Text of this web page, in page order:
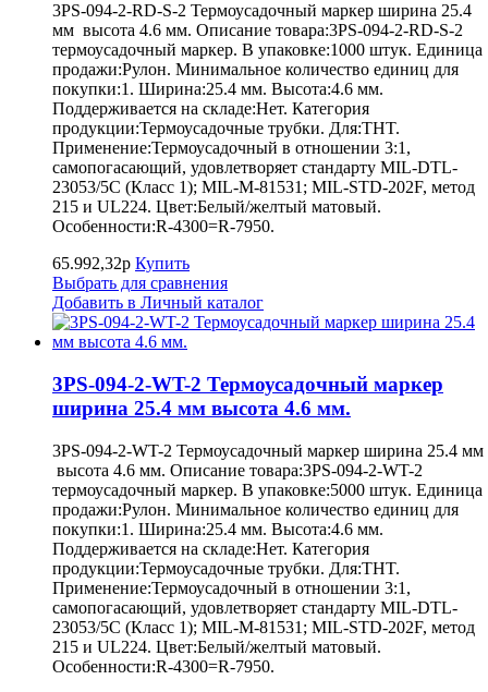
3PS-094-2-RD-S-2 Термоусадочный маркер ширина 25.4
мм высота 4.6 мм. Описание товара:3PS-094-2-RD-S-2
термоусадочный маркер. В упаковке:1000 штук. Единица
продажи:Рулон. Минимальное количество единиц для
покупки:1. Ширина:25.4 мм. Высота:4.6 мм.
Поддерживается на складе:Нет. Категория
продукции:Термоусадочные трубки. Для:THT.
Применение:Термоусадочный в отношении 3:1,
самопогасающий, удовлетворяет стандарту MIL-DTL-
23053/5C (Класс 1); MIL-M-81531; MIL-STD-202F, метод
215 и UL224. Цвет:Белый/желтый матовый.
Особенности:R-4300=R-7950.
65.992,32р Купить
Выбрать для сравнения
Добавить в Личный каталог
3PS-094-2-WT-2 Термоусадочный маркер
ширина 25.4 мм высота 4.6 мм.
3PS-094-2-WT-2 Термоусадочный маркер ширина 25.4 мм
высота 4.6 мм. Описание товара:3PS-094-2-WT-2
термоусадочный маркер. В упаковке:5000 штук. Единица
продажи:Рулон. Минимальное количество единиц для
покупки:1. Ширина:25.4 мм. Высота:4.6 мм.
Поддерживается на складе:Нет. Категория
продукции:Термоусадочные трубки. Для:THT.
Применение:Термоусадочный в отношении 3:1,
самопогасающий, удовлетворяет стандарту MIL-DTL-
23053/5C (Класс 1); MIL-M-81531; MIL-STD-202F, метод
215 и UL224. Цвет:Белый/желтый матовый.
Особенности:R-4300=R-7950.